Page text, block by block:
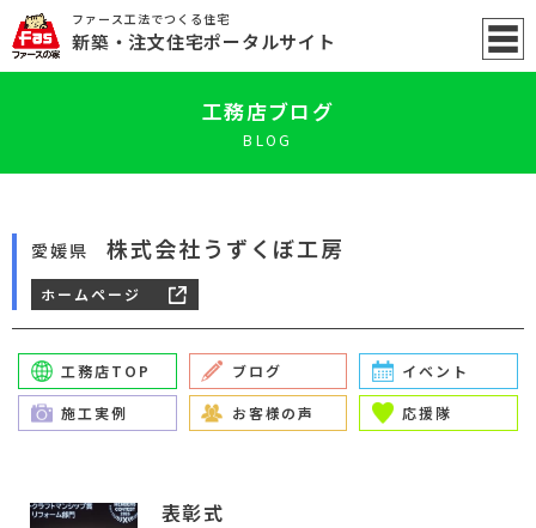
ファース工法でつくる住宅
新築 ・注文住宅ポータルサイト
工務店ブログ
BLOG
愛媛県 株式会社うずくぼ工房
ホームページ
工務店TOP ブログ イベント
施工実例 お客様の声 応援隊
表彰式